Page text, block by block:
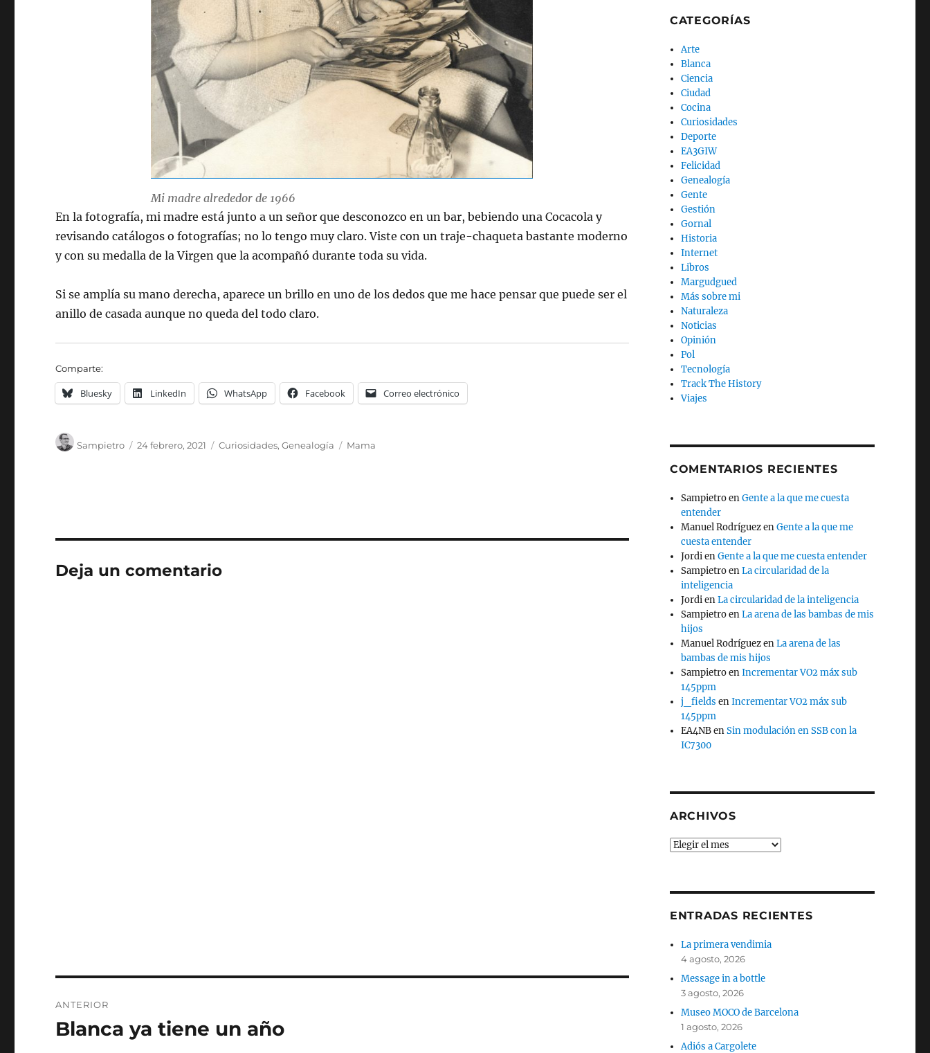
Mi madre alrededor de 1966
En la fotografía, mi madre está junto a un señor que desconozco en un bar, bebiendo una Cocacola y
revisando catálogos o fotografías; no lo tengo muy claro. Viste con un traje-chaqueta bastante moderno
y con su medalla de la Virgen que la acompañó durante toda su vida.
Si se amplía su mano derecha, aparece un brillo en uno de los dedos que me hace pensar que puede ser el
anillo de casada aunque no queda del todo claro.
Comparte:
Bluesky LinkedIn WhatsApp Facebook Correo electrónico
Sampietro 24 febrero, 2021 Curiosidades,Genealogía Mama
Deja un comentario
de
ANTERIOR
Entrada
Blanca ya tiene un año
CATEGORÍAS
Arte
Blanca
Ciencia
Ciudad
Cocina
Curiosidades
Deporte
EA3GIW
Felicidad
Genealogía
Gente
Gestión
Gornal
Historia
Internet
Libros
Margudgued
Más sobre mi
Naturaleza
Noticias
Opinión
Pol
Tecnología
Track The History
Viajes
COMENTARIOS RECIENTES
SampietroenGente a la que me cuesta
entender
Manuel RodríguezenGente a la que me
cuesta entender
JordienGente a la que me cuesta entender
SampietroenLa circularidad de la
inteligencia
JordienLa circularidad de la inteligencia
SampietroenLa arena de las bambas de mis
hijos
Manuel RodríguezenLa arena de las
bambas de mis hijos
SampietroenIncrementar VO2 máx sub
145ppm
j_fields enIncrementar VO2 máx sub
145ppm
EA4NBenSin modulación en SSB con la
IC7300
ARCHIVOS
Archivos
ENTRADAS RECIENTES
La primera vendimia
4 agosto, 2026
Message in a bottle
3 agosto, 2026
Museo MOCO de Barcelona
1 agosto, 2026
Adiós a Cargolete